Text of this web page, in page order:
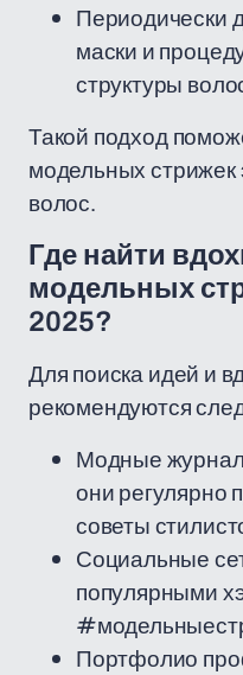
Периодически
маски и
структуры
Такой подход
модельных стрижек
волос.
Где найти
модельных
2025?
Для поиска идей и
рекомендуются
Модные
они регулярно
советы
Социальные
популярными
Портфолио